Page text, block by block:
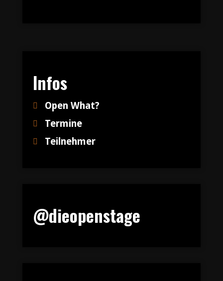
Infos
Open What?
Termine
Teilnehmer
@dieopenstage